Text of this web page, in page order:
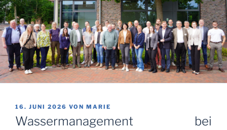
VERÖFFENTLICHT
AM
16. JUNI 2026 VON MARIE
Wassermanagement bei